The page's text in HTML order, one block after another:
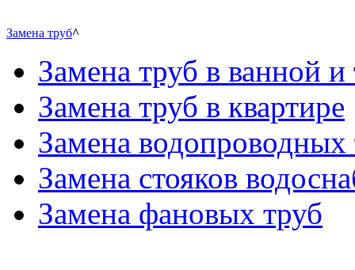
Замена труб^
Замена труб в ванной и
Замена труб в квартире
Замена водопроводных
Замена стояков
Замена фановых труб